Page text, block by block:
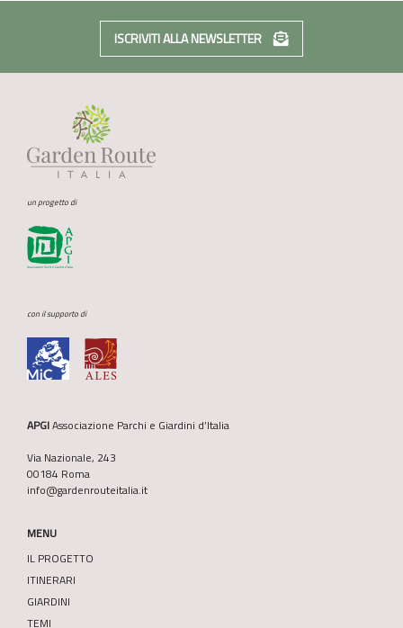
ISCRIVITI ALLA NEWSLETTER
un progetto di
con il supporto di
APGIAssociazione Parchi e Giardini d’Italia
Via Nazionale, 243
00184 Roma
info@gardenrouteitalia.it
MENU
IL PROGETTO
ITINERARI
GIARDINI
TEMI